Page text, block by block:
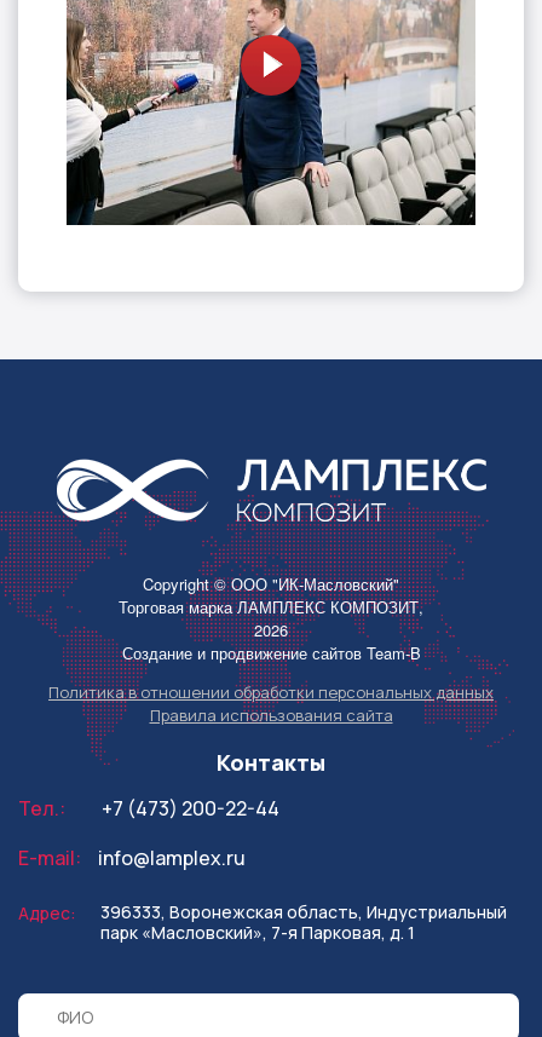
Copyright © ООО "ИК-Масловский"
Торговая марка ЛАМПЛЕКС КОМПОЗИТ,
2026
Создание и продвижение сайтовTeam-B
Политика в отношении обработки персональных данных
Правила использования сайта
Контакты
Тел.:
+7 (473) 200-22-44
E-mail:
info@lamplex.ru
Адрес: 396333, Воронежская область, Индустриальный
парк «Масловский», 7-я Парковая, д. 1